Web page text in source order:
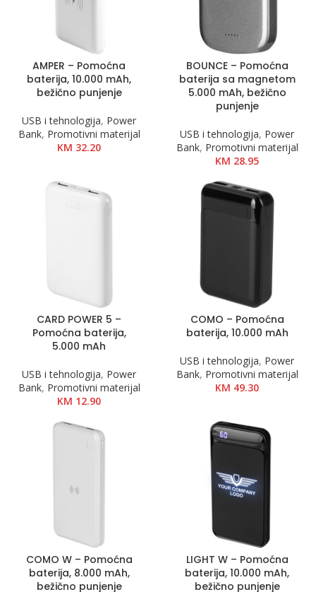
AMPER – Pomoćna
baterija, 10.000 mAh,
bežično punjenje
USB i tehnologija, Power
Bank, Promotivni materijal
KM 32.20
BOUNCE – Pomoćna
baterija sa magnetom
5.000 mAh, bežično
punjenje
USB i tehnologija, Power
Bank, Promotivni materijal
KM 28.95
CARD POWER 5 –
Pomoćna baterija,
5.000 mAh
USB i tehnologija, Power
Bank, Promotivni materijal
KM 12.90
COMO – Pomoćna
baterija, 10.000 mAh
USB i tehnologija, Power
Bank, Promotivni materijal
KM 49.30
COMO W – Pomoćna
baterija, 8.000 mAh,
bežično punjenje
LIGHT W – Pomoćna
baterija, 10.000 mAh,
bežično punjenje